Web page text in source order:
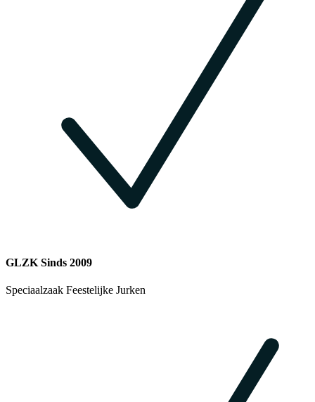
GLZK Sinds 2009
Speciaalzaak Feestelijke Jurken